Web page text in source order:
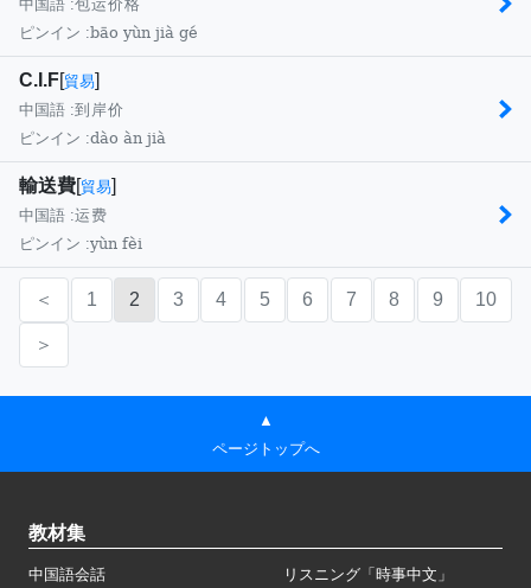
中国語 :包运价格
ピンイン :bāo yùn jià gé
C.I.F[貿易]
中国語 :到岸价
ピンイン :dào àn jià
輸送費[貿易]
中国語 :运费
ピンイン :yùn fèi
＜ 1 2 3 4 5 6 7 8 9 10
＞
▲
ページトップへ
教材集
中国語会話
リスニング「時事中文」